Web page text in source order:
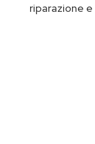
riparazione e